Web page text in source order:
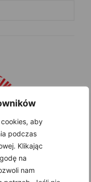
aby
podczas
Klikając
na
nam